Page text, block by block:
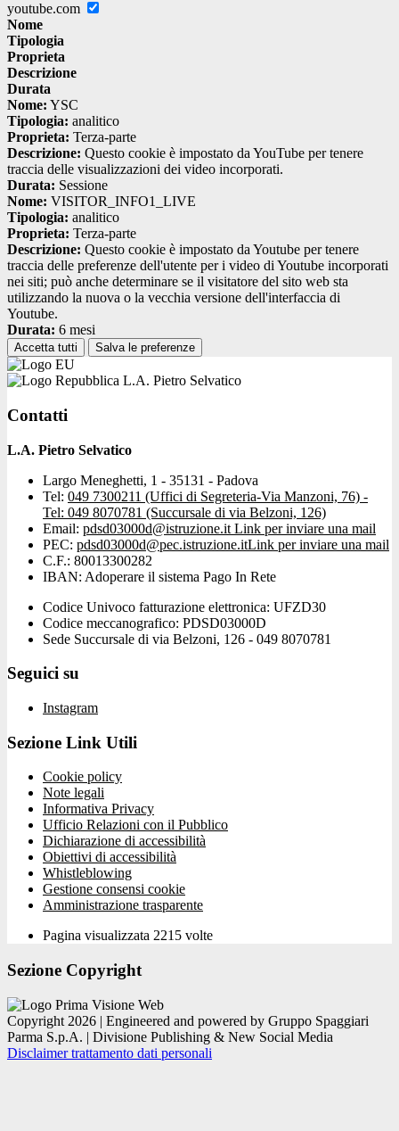
youtube.com
Nome
Tipologia
Proprieta
Descrizione
Durata
Nome: YSC
Tipologia: analitico
Proprieta: Terza-parte
Descrizione: Questo cookie è impostato da YouTube per tenere
traccia delle visualizzazioni dei video incorporati.
Durata: Sessione
Nome: VISITOR_INFO1_LIVE
Tipologia: analitico
Proprieta: Terza-parte
Descrizione: Questo cookie è impostato da Youtube per tenere
traccia delle preferenze dell'utente per i video di Youtube incorporati
nei siti; può anche determinare se il visitatore del sito web sta
utilizzando la nuova o la vecchia versione dell'interfaccia di
Youtube.
Durata: 6 mesi
Accetta tutti Salva le preferenze
L.A. Pietro Selvatico
Contatti
L.A. Pietro Selvatico
Largo Meneghetti, 1 - 35131 - Padova
Tel: 049 7300211 (Uffici di Segreteria-Via Manzoni, 76) -
Tel: 049 8070781 (Succursale di via Belzoni, 126)
Email: pdsd03000d@istruzione.it Link per inviare una mail
PEC: pdsd03000d@pec.istruzione.itLink per inviare una mail
C.F.: 80013300282
IBAN: Adoperare il sistema Pago In Rete
Codice Univoco fatturazione elettronica: UFZD30
Codice meccanografico: PDSD03000D
Sede Succursale di via Belzoni, 126 - 049 8070781
Seguici su
Instagram
Sezione Link Utili
Cookie policy
Note legali
Informativa Privacy
Ufficio Relazioni con il Pubblico
Dichiarazione di accessibilità
Obiettivi di accessibilità
Whistleblowing
Gestione consensi cookie
Amministrazione trasparente
Pagina visualizzata 2215 volte
Sezione Copyright
Copyright 2026 | Engineered and powered by Gruppo Spaggiari
Parma S.p.A. | Divisione Publishing & New Social Media
Disclaimer trattamento dati personali